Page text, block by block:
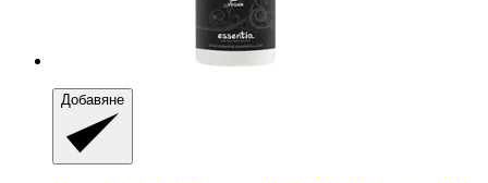
Добавяне